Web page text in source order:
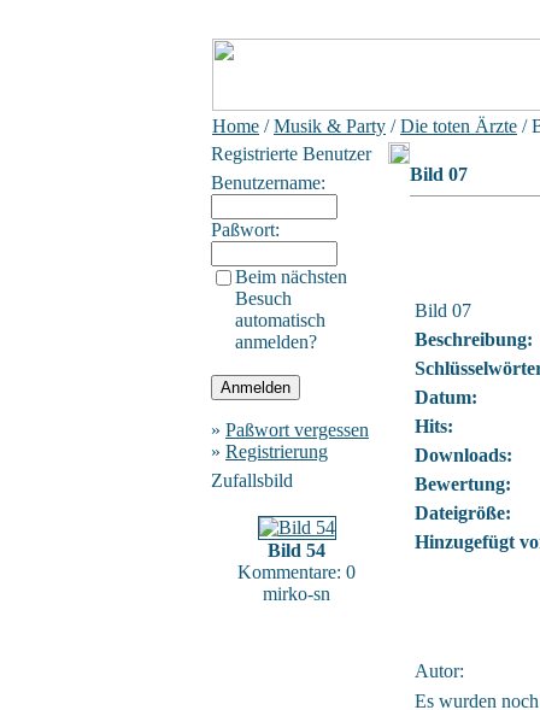
Home /Musik & Party /Die toten Ärzte /
Registrierte Benutzer
Benutzername:
Paßwort:
Beim nächsten
Besuch
automatisch
anmelden?
» Paßwort vergessen
» Registrierung
Zufallsbild
Bild 54
Kommentare: 0
mirko-sn
Bild 07
Bild 07
Beschreibung:
Datum:
Hits:
Downloads:
Bewertung:
Dateigröße:
Hinzugefügt
Autor:
Es wurden